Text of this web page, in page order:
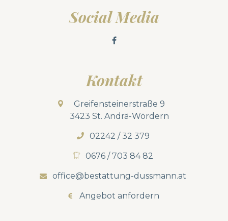
Social Media
Kontakt
Greifensteinerstraße 9
3423 St. Andrä-Wördern
02242 / 32 379
0676 / 703 84 82
office@bestattung-dussmann.at
Angebot anfordern